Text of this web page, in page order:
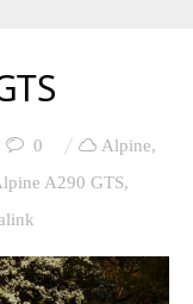
0 Alpine,
A290 GTS,